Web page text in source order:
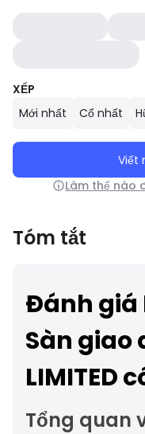
XẾP
Mới nhất
Cổ nhất
Viết
Làm thế nào
Tóm tắt
Đánh giá
Sàn giao
LIMITED
Tổng quan